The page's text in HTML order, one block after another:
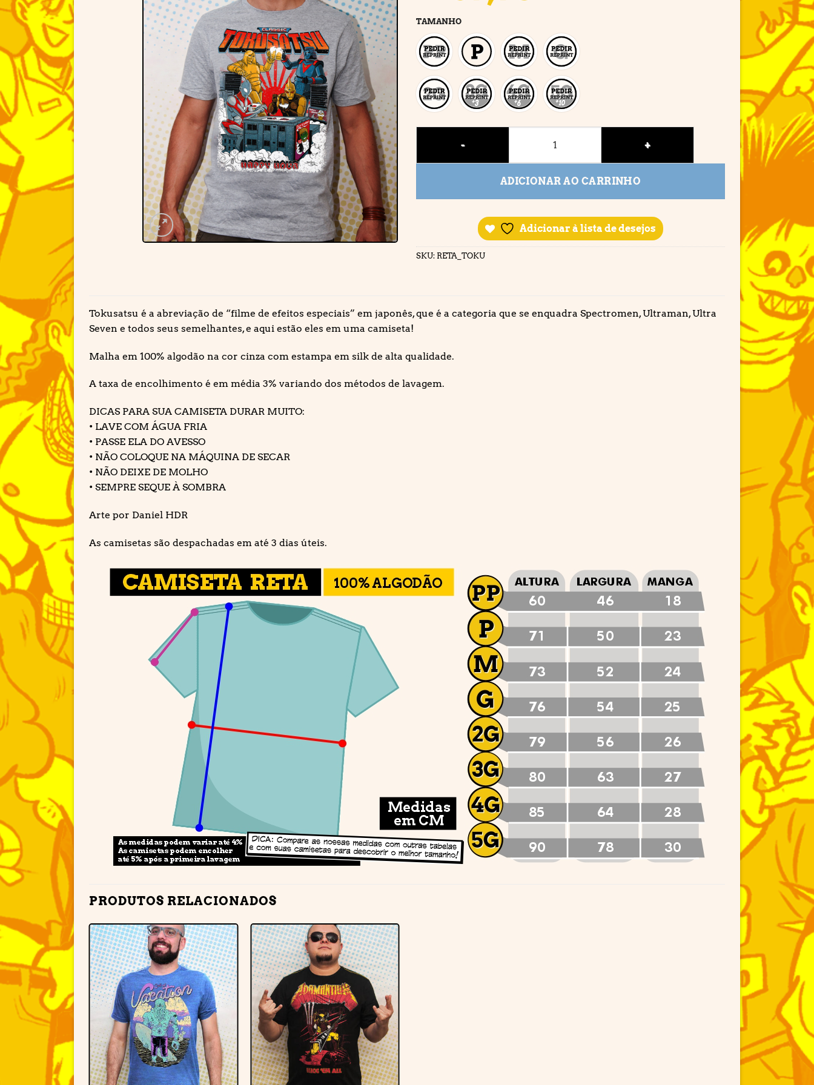
TAMANHO
ADICIONAR AO CARRINHO
Adicionar à lista de desejos
SKU: RETA_TOKU
Tokusatsu é a abreviação de “filme de efeitos especiais” em japonês, que é a categoria que se enquadra Spectromen, Ultraman, Ultra
Seven e todos seus semelhantes, e aqui estão eles em uma camiseta!
Malha em 100% algodão na cor cinza com estampa em silk de alta qualidade.
A taxa de encolhimento é em média 3% variando dos métodos de lavagem.
DICAS PARA SUA CAMISETA DURAR MUITO:
• LAVE COM ÁGUA FRIA
• PASSE ELA DO AVESSO
• NÃO COLOQUE NA MÁQUINA DE SECAR
• NÃO DEIXE DE MOLHO
• SEMPRE SEQUE À SOMBRA
Arte por Daniel HDR
As camisetas são despachadas em até 3 dias úteis.
PRODUTOS RELACIONADOS
Adicionar
à lista de
desejos
Adicionar
à lista de
desejos